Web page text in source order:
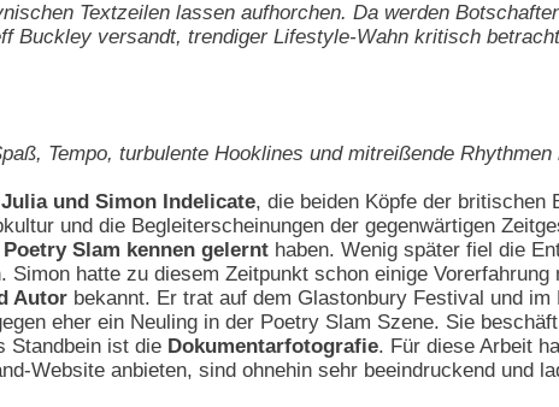
Textzeilen lassen aufhorchen. Da werden
Buckley versandt, trendiger Lifestyle-Wahn kritisch
Tempo, turbulente Hooklines und mitreißende
Julia und Simon Indelicate, die beiden Köpfe der britischen
und die Begleiterscheinungen der gegenwärtigen
Slam kennen gelernt haben. Wenig später fiel die
Simon hatte zu diesem Zeitpunkt schon einige
Autor bekannt. Er trat auf dem Glastonbury Festival und
eher ein Neuling in der Poetry Slam Szene. Sie
Standbein ist die Dokumentarfotografie. Für diese Arbeit
Website anbieten, sind ohnehin sehr beeindruckend und